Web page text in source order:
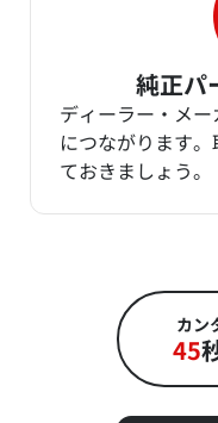
純正パ
ディーラー・メ
につながります
ておきましょう。
カン
45